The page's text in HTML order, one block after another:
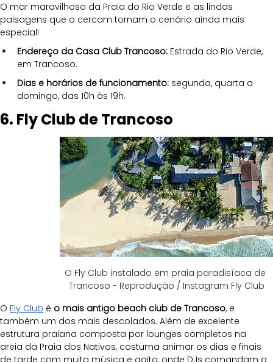
O mar maravilhoso da Praia do Rio Verde e as lindas
paisagens que o cercam tornam o cenário ainda mais
especial!
Endereço da Casa Club Trancoso: Estrada do Rio Verde,
em Trancoso.
Dias e horários de funcionamento: segunda, quarta a
domingo, das 10h às 19h.
6. Fly Club de Trancoso
O Fly Club instalado em praia paradisíaca de
Trancoso - Reprodução / Instagram Fly Club
O Fly Club é o mais antigo beach club de Trancoso, e
também um dos mais descolados. Além de excelente
estrutura praiana composta por lounges completos na
areia da Praia dos Nativos, costuma animar os dias e finais